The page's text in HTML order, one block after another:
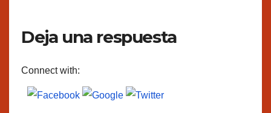
Deja una respuesta
Connect with: